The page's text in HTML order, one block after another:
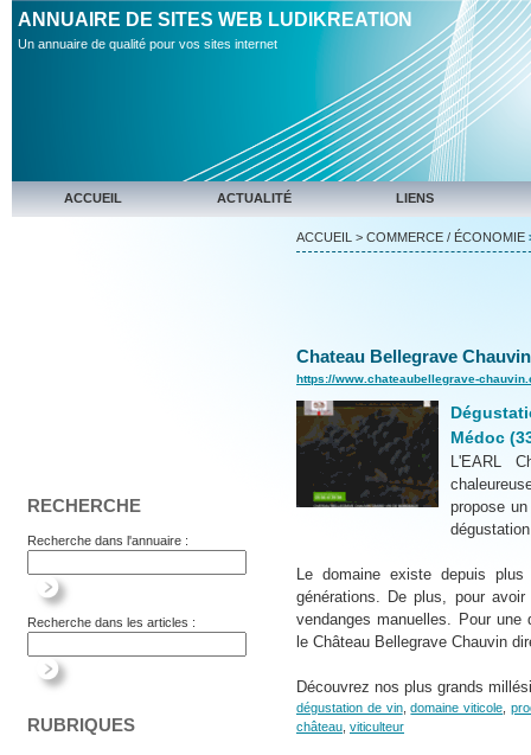
ANNUAIRE DE SITES WEB LUDIKREATION
Un annuaire de qualité pour vos sites internet
ACCUEIL ACTUALITÉ LIENS
RECHERCHE
Recherche dans l'annuaire :
Recherche dans les articles :
RUBRIQUES
ACCUEIL > COMMERCE / ÉCONOMIE
Chateau Bellegrave Chauvin
https://www.chateaubellegrave-
Médoc
L'EARL
propose
Le domaine existe depuis
générations. De plus, pour
vendanges manuelles. Pour
le Château Bellegrave Chauvin
Découvrez nos plus grands
dégustation de vin,domaine viticole ,
château viticulteur